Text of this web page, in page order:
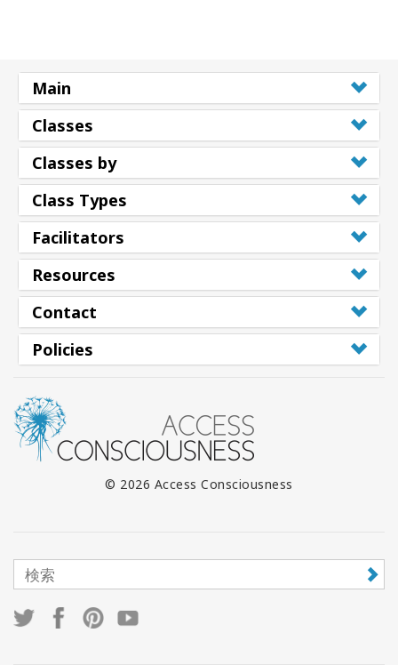
Main
Classes
Classes by
Class Types
Facilitators
Resources
Contact
Policies
© 2026 Access Consciousness